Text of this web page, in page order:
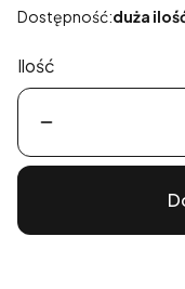
Dostępność:duża
Ilość